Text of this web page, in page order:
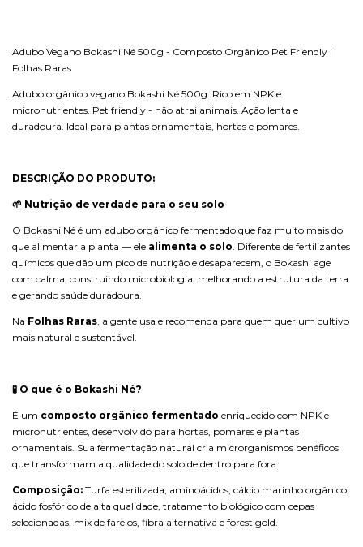
Adubo Vegano Bokashi Né 500g - Composto Orgânico Pet Friendly |
Folhas Raras
Adubo orgânico vegano Bokashi Né 500g. Rico em NPK e
micronutrientes. Pet friendly - não atrai animais. Ação lenta e
duradoura. Ideal para plantas ornamentais, hortas e pomares.
DESCRIÇÃO DO PRODUTO:
🌱 Nutrição de verdade para o seu solo
O Bokashi Né é um adubo orgânico fermentado que faz muito mais do
que alimentar a planta — ele alimenta o solo. Diferente de fertilizantes
químicos que dão um pico de nutrição e desaparecem, o Bokashi age
com calma, construindo microbiologia, melhorando a estrutura da terra
e gerando saúde duradoura.
Na Folhas Raras, a gente usa e recomenda para quem quer um cultivo
mais natural e sustentável.
🧪 O que é o Bokashi Né?
É um composto orgânico fermentado enriquecido com NPK e
micronutrientes, desenvolvido para hortas, pomares e plantas
ornamentais. Sua fermentação natural cria microrganismos benéficos
que transformam a qualidade do solo de dentro para fora.
Composição: Turfa esterilizada, aminoácidos, cálcio marinho orgânico,
ácido fosfórico de alta qualidade, tratamento biológico com cepas
selecionadas, mix de farelos, fibra alternativa e forest gold.